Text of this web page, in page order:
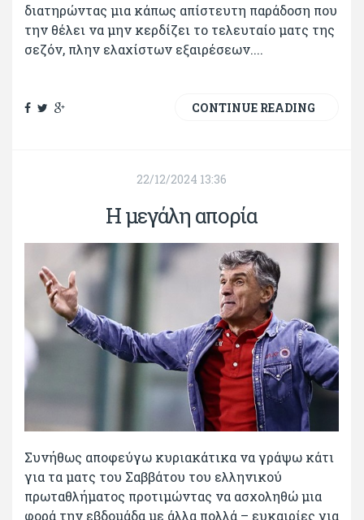
διατηρώντας μια κάπως απίστευτη παράδοση που
την θέλει να μην κερδίζει το τελευταίο ματς της
σεζόν, πλην ελαχίστων εξαιρέσεων....
CONTINUE READING
22/12/2024 13:36
Η μεγάλη απορία
Συνήθως αποφεύγω κυριακάτικα να γράψω κάτι
για τα ματς του Σαββάτου του ελληνικού
πρωταθλήματος προτιμώντας να ασχοληθώ μια
φορά την εβδομάδα με άλλα πολλά – ευκαιρίες για